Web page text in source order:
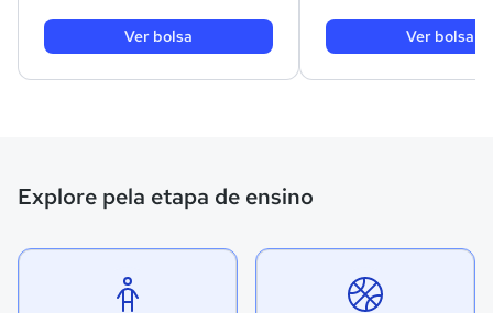
Ver bolsa Ver bolsa
Explore pela etapa de ensino